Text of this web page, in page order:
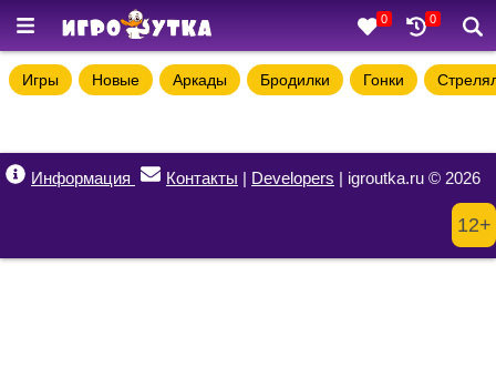
0 0
Игры Новые Аркады Бродилки Гонки
Информация Контакты | Developers | igroutka.ru © 2026
12+